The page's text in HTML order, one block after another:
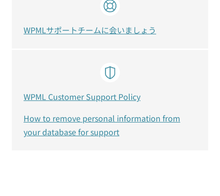
WPMLサポートチームに会いましょう
WPML Customer Support Policy
How to remove personal information from
your database for support